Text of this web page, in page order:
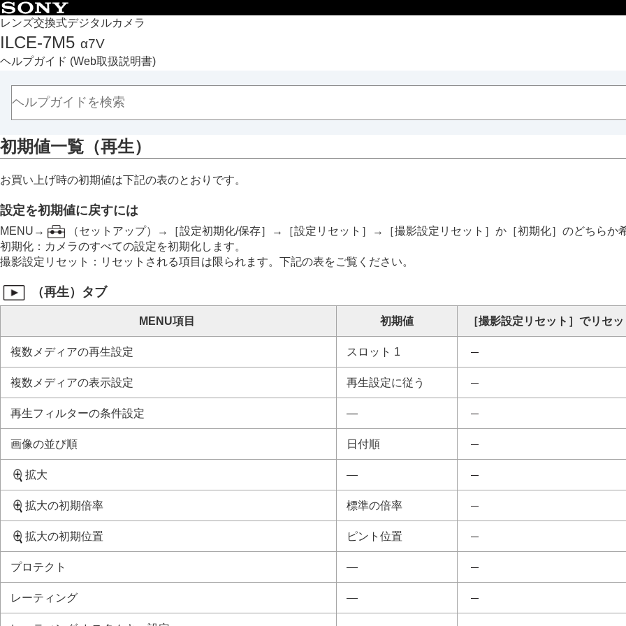
レンズ交換式デジタルカメラ
ILCE-7M5 α7V
ヘルプガイド (Web取扱説明書)
トップページ
ヘルプガイドの使いかた
必ずお読みください
本体と付属品を確認する
本機の基本操作
MENU一覧から機能を探す
撮影機能を活用する
カメラをカスタマイズする
再生する
カメラの設定を変更する
パソコンでできること
クラウドサービスを利用する
資料
マルチインターフェースシュー対応のオーディオアクセサリーについて
縦位置グリップについて
マウントアダプターについて
マルチバッテリーアダプターキットについて
バッテリーの使用時間と撮影可能枚数
モニターに表示されるアイコン一覧
初期値一覧
初期値一覧（撮影）
初期値一覧（再生）
初期値一覧（再生）
お買い上げ時の初期値は下記の表のとおりです。
設定を初期値に戻すには
MENU→ （セットアップ）→ ［設定初期化/保存］ → ［設定リセット］ → ［撮影設定リセット］ か［初期化］ のどちらか
初期化 ：カメラのすべての設定を初期化します。
撮影設定リセット
：リセットされる項目は限られます。下記の表をご覧ください。
（再生）タブ
MENU項目 初期値 ［撮影設定リセット］ でリセッ
複数メディアの再生設定 スロット 1
複数メディアの表示設定 再生設定に従う
再生フィルターの条件設定 ―
画像の並び順 日付順
拡大 ―
拡大の初期倍率 標準の倍率
拡大の初期位置 ピント位置
プロテクト ―
レーティング ―